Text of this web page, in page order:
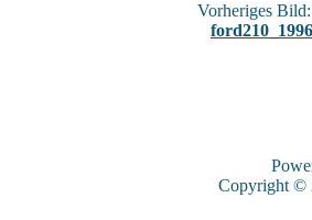
Vorheriges Bild:
Copyright ©